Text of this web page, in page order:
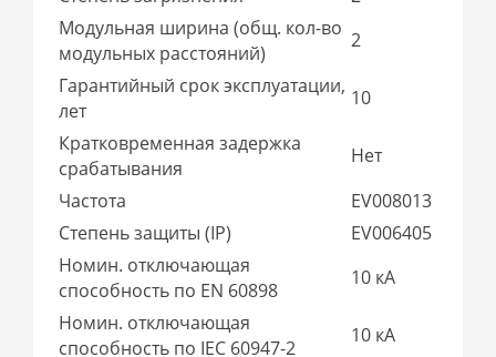
Модульная ширина (общ. кол-во
модульных расстояний)
2
Гарантийный срок эксплуатации,
лет
10
Кратковременная задержка
срабатывания
Нет
Частота
EV008013
Степень защиты (IP)
EV006405
Номин. отключающая
способность по EN 60898
10 кА
Номин. отключающая
способность по IEC 60947-2
10 кА